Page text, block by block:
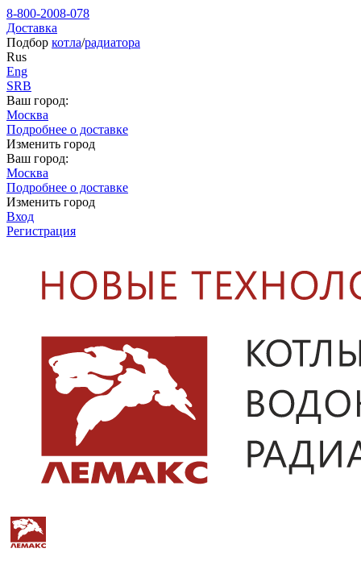
8-800-2008-078
Доставка
Подбор котла/радиатора
Rus
Eng
SRB
Ваш город:
Москва
Подробнее о доставке
Изменить город
Ваш город:
Москва
Подробнее о доставке
Изменить город
Вход
Регистрация